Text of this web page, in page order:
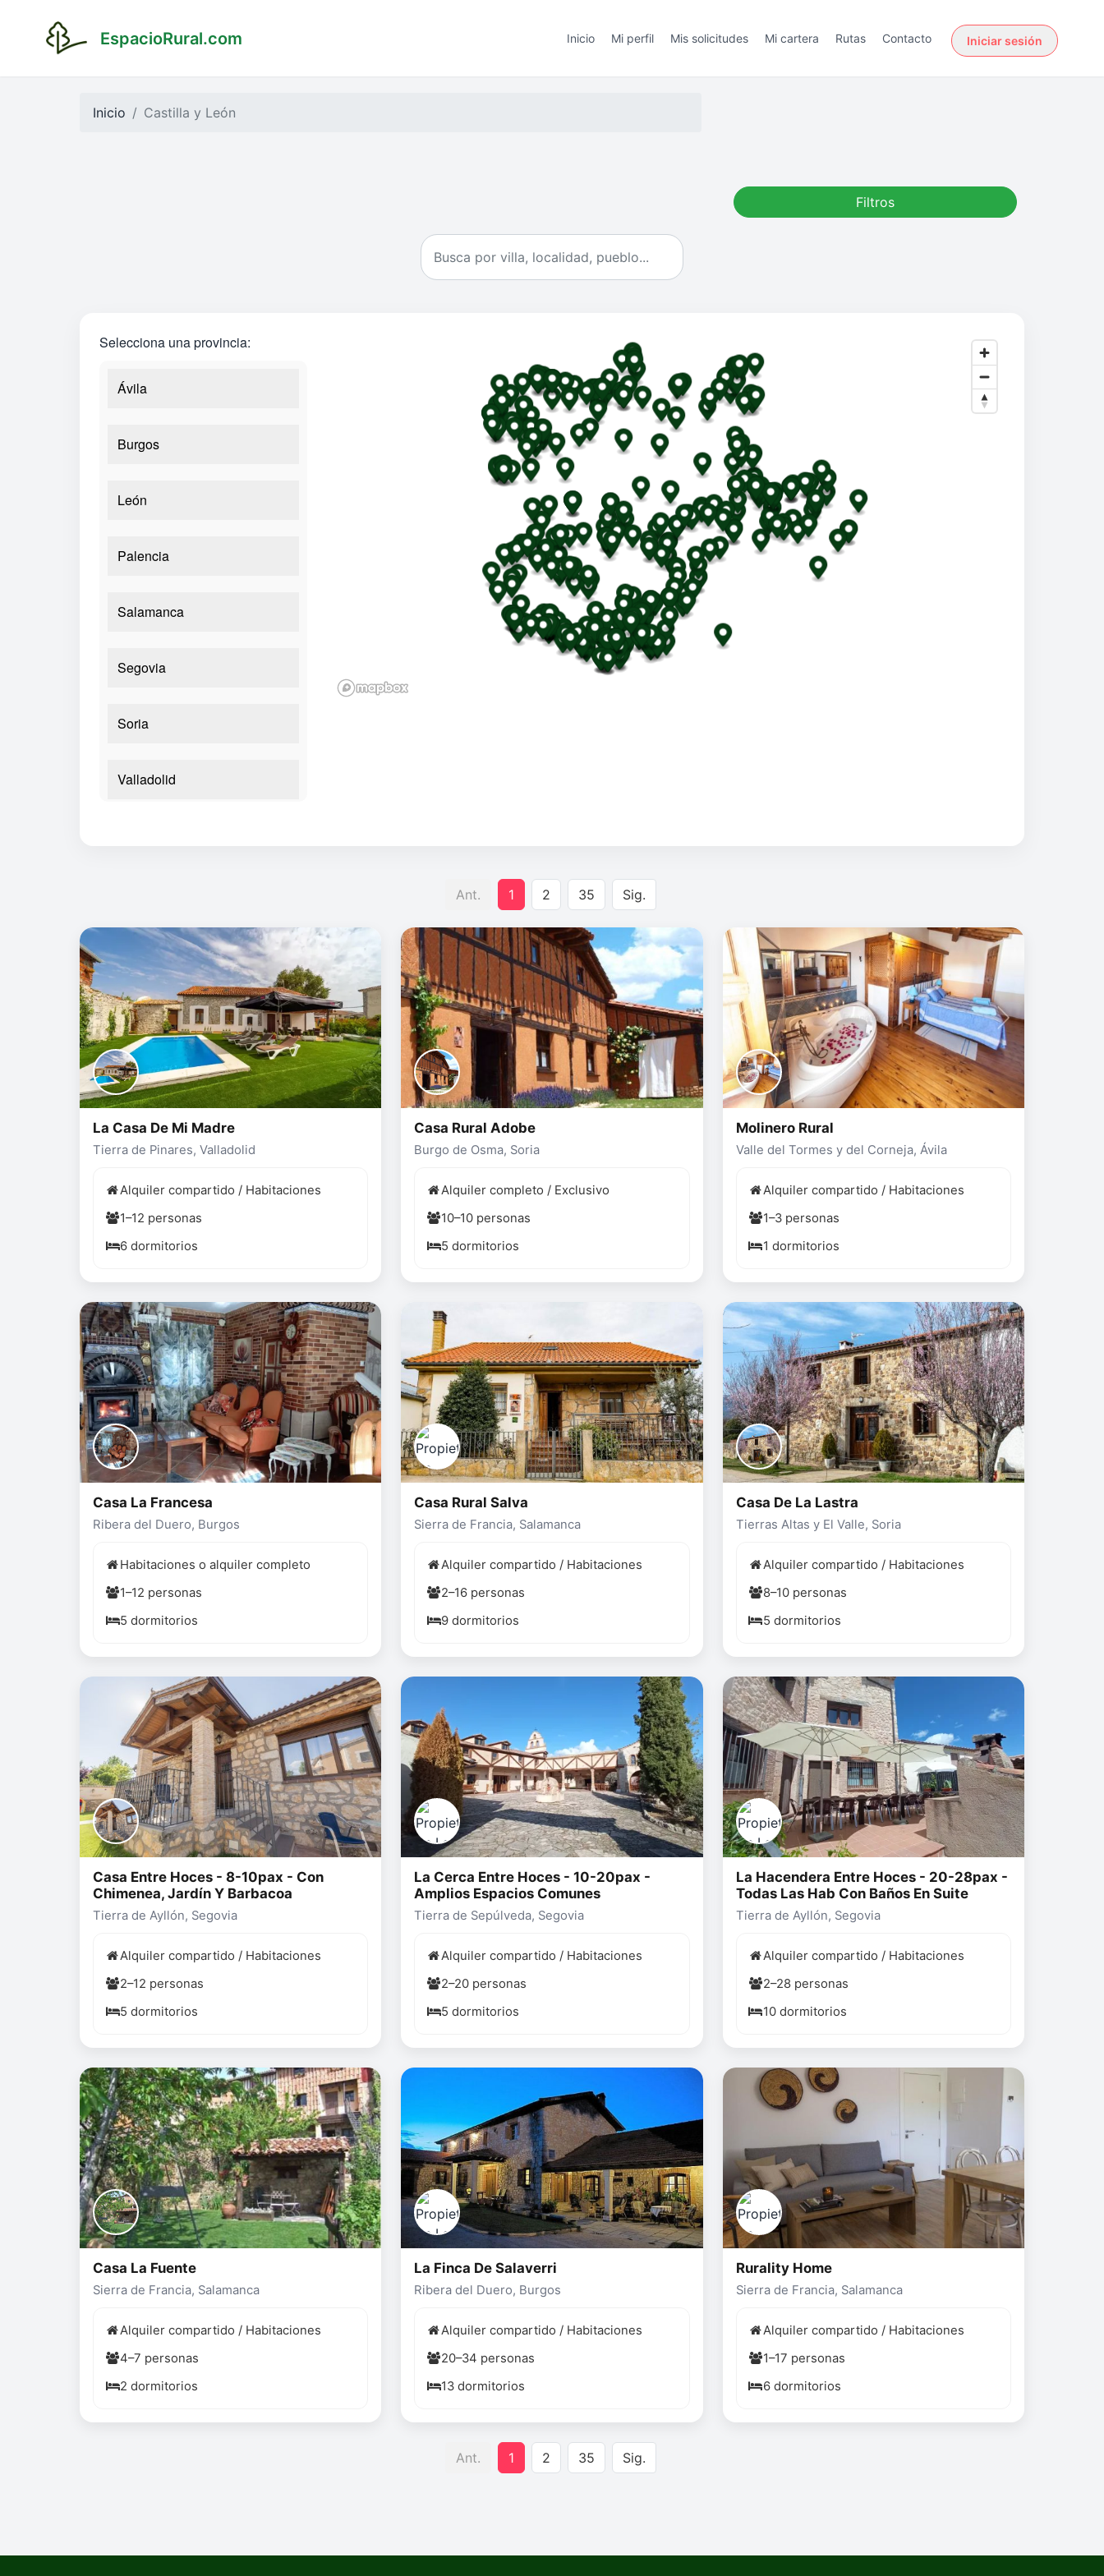
EspacioRural.com Inicio Mi perfil Mis solicitudes Mi cartera Rutas Contacto Iniciar sesión
Inicio Castilla y León
Filtros
Selecciona una provincia:
Ávila
Burgos
León
Palencia
Salamanca
Segovia
Soria
Valladolid
Ant. 1 2 35 Sig.
La Casa De Mi Madre
Tierra de Pinares, Valladolid
Alquiler compartido / Habitaciones
1–12 personas
6 dormitorios
Casa Rural Adobe
Burgo de Osma, Soria
Alquiler completo / Exclusivo
10–10 personas
5 dormitorios
Molinero Rural
Valle del Tormes y del Corneja, Ávila
Alquiler compartido / Habitaciones
1–3 personas
1 dormitorios
Casa La Francesa
Ribera del Duero, Burgos
Habitaciones o alquiler completo
1–12 personas
5 dormitorios
Casa Rural Salva
Sierra de Francia, Salamanca
Alquiler compartido / Habitaciones
2–16 personas
9 dormitorios
Casa De La Lastra
Tierras Altas y El Valle, Soria
Alquiler compartido / Habitaciones
8–10 personas
5 dormitorios
Casa Entre Hoces - 8-10pax - Con
Chimenea, Jardín Y Barbacoa
Tierra de Ayllón, Segovia
Alquiler compartido / Habitaciones
2–12 personas
5 dormitorios
La Cerca Entre Hoces - 10-20pax -
Amplios Espacios Comunes
Tierra de Sepúlveda, Segovia
Alquiler compartido / Habitaciones
2–20 personas
5 dormitorios
La Hacendera Entre Hoces - 20-28pax -
Todas Las Hab Con Baños En Suite
Tierra de Ayllón, Segovia
Alquiler compartido / Habitaciones
2–28 personas
10 dormitorios
Casa La Fuente
Sierra de Francia, Salamanca
Alquiler compartido / Habitaciones
4–7 personas
2 dormitorios
La Finca De Salaverri
Ribera del Duero, Burgos
Alquiler compartido / Habitaciones
20–34 personas
13 dormitorios
Rurality Home
Sierra de Francia, Salamanca
Alquiler compartido / Habitaciones
1–17 personas
6 dormitorios
Ant. 1 2 35 Sig.